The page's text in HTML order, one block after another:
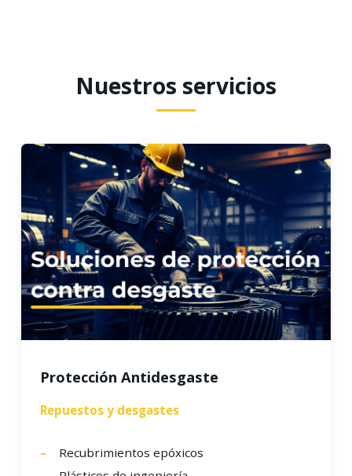
Nuestros servicios
Protección Antidesgaste
Repuestos y desgastes
Recubrimientos epóxicos